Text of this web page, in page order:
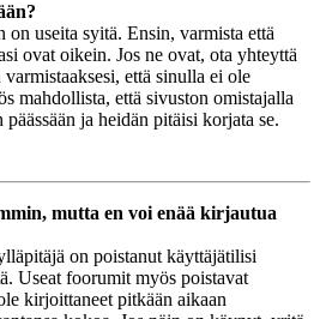
on useita syitä. Ensin, varmista että
ovat oikein. Jos ne ovat, ota yhteyttä
että sinulla ei ole
mahdollista, että sivuston omistajalla
ja heidän pitäisi korjata se.
mutta en voi enää kirjautua
on poistanut käyttäjätilisi
Useat foorumit myös poistavat
kirjoittaneet pitkään aikaan